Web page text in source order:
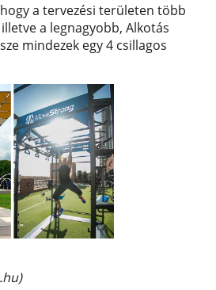
a tervezési területen több
a legnagyobb, Alkotás
mindezek egy 4 csillagos